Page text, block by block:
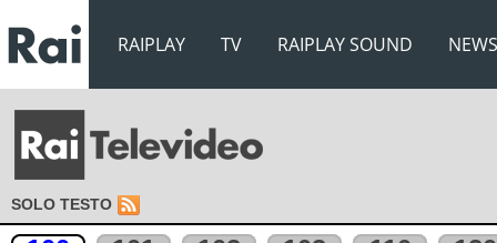
RAIPLAY TV RAIPLAY SOUND NEWS
SOLO TESTO